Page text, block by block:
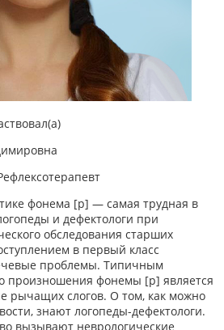
фонема [р] — самая трудная в
и дефектологи при
обследования старших
в первый класс
проблемы. Типичным
произношения фонемы [р] является
рычащих слогов. О том, как можно
, знают логопеды-дефектологи.
вызывают неврологические